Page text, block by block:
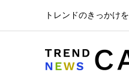
トレンドのきっかけ